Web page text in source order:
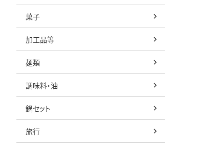
菓子
加工品等
麺類
調味料・油
鍋セット
旅行